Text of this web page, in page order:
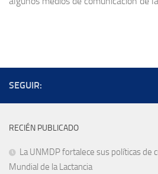
SEGUIR:
RECIÉN PUBLICADO
La UNMDP fortalece sus políticas de
Mundial de la Lactancia